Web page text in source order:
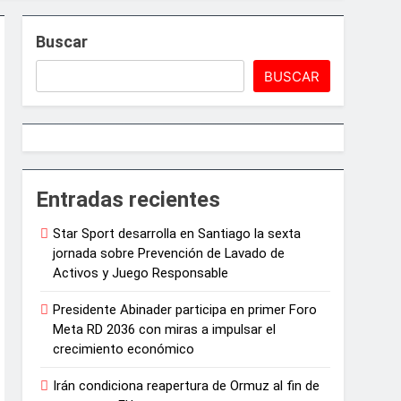
Juegos de Azar
artísticas en París
agrícola de la provincia
Buscar
BUSCAR
Entradas recientes
Star Sport desarrolla en Santiago la sexta
jornada sobre Prevención de Lavado de
Activos y Juego Responsable
Presidente Abinader participa en primer Foro
Meta RD 2036 con miras a impulsar el
crecimiento económico
Irán condiciona reapertura de Ormuz al fin de